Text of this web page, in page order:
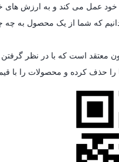
خود عمل می کند و به ارزش های
که شما از یک محصول به چه
معتقد است که با در نظر
را حذف کرده و محصولات را با